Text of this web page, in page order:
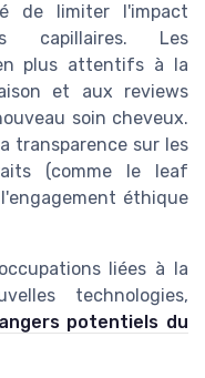
de limiter l'impact
capillaires. Les
plus attentifs à la
et aux reviews
soin cheveux.
transparence sur les
(comme le leaf
éthique
liées à la
technologies,
potentiels du